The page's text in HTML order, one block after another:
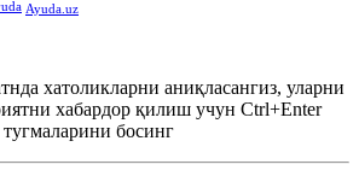
Ayuda.uz
хатоликларни аниқласангиз, уларни
хабардор қилиш учун Ctrl+Enter
тугмаларини босинг